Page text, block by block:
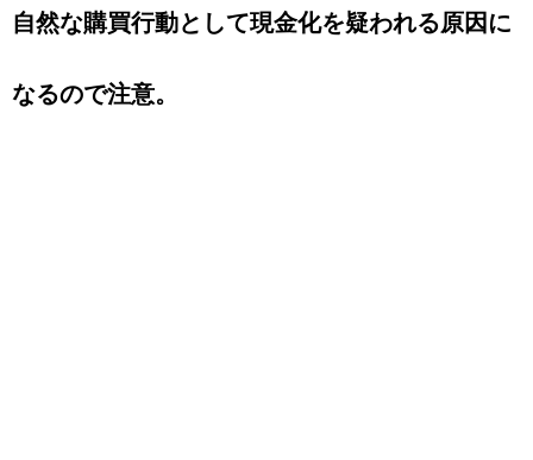
自然な購買行動として現金化を疑われる原因に
なるので注意。